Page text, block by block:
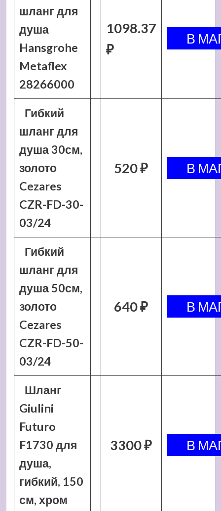
шланг для
душа
Hansgrohe
Metaflex
28266000
1098.37
₽
Гибкий
шланг для
душа 30см,
золото
Cezares
CZR-FD-30-
03/24
520 ₽
Гибкий
шланг для
душа 50см,
золото
Cezares
CZR-FD-50-
03/24
640 ₽
Шланг
Giulini
Futuro
F1730 для
душа,
гибкий, 150
см, хром
3300 ₽